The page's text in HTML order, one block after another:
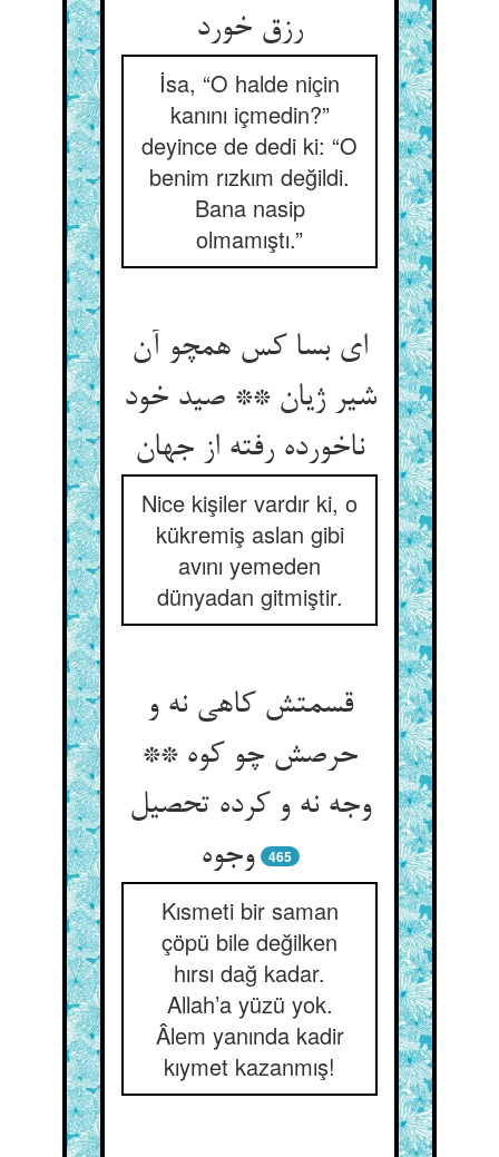
رزق خورد
İsa, “O halde niçin
kanını içmedin?”
deyince de dedi ki: “O
benim rızkım değildi.
Bana nasip
olmamıştı.”
ای بسا کس همچو آن
شیر ژیان ** صید خود
ناخورده رفته از جهان‏
Nice kişiler vardır ki, o
kükremiş aslan gibi
avını yemeden
dünyadan gitmiştir.
قسمتش کاهی نه و
حرصش چو کوه **
وجه نه و کرده تحصیل
وجوه‏
465
Kısmeti bir saman
çöpü bile değilken
hırsı dağ kadar.
Allah’a yüzü yok.
Âlem yanında kadir
kıymet kazanmış!